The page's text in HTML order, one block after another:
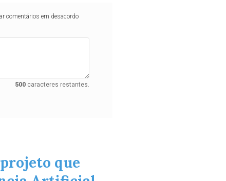
comentários em desacordo
500 caracteres restantes.
que